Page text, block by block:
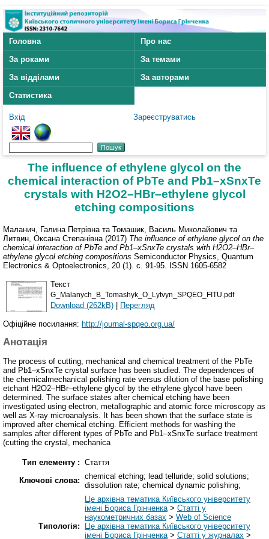
Головна
Про нас
За роками
За темами
За відділами
За авторами
Статистика
Вхід Зареєструватись
The influence of ethylene glycol on the
chemical interaction of PbTe and Pb1–xSnxTe
crystals with H2O2–HBr–ethylene glycol
etching compositions
Маланич, Галина Петрівна та Томашик, Василь Миколайович та
Литвин, Оксана Степанівна (2017) The influence of ethylene glycol on the
chemical interaction of PbTe and Pb1–xSnxTe crystals with H2O2–HBr–
ethylene glycol etching compositions Semiconductor Physics, Quantum
Electronics & Optoelectronics, 20 (1). с. 91-95. ISSN 1605-6582
Текст
G_Malanych_B_Tomashyk_O_Lytvyn_SPQEO_FITU.pdf
Download (262kB) | Перегляд
Офіційне посилання: http://journal-spqeo.org.ua/
Анотація
The process of cutting, mechanical and chemical treatment of the PbTe
and Pb1–xSnxTe crystal surface has been studied. The dependences of
the chemicalmechanical polishing rate versus dilution of the base polishing
etchant H2O2–HBr–ethylene glycol by the ethylene glycol have been
determined. The surface states after chemical etching have been
investigated using electron, metallographic and atomic force microscopy as
well as X-ray microanalysis. It has been shown that the surface state is
improved after chemical etching. Efficient methods for washing the
samples after different types of PbTe and Pb1–xSnxTe surface treatment
(cutting the crystal, mechanica
Тип елементу : Стаття
Ключові слова: chemical etching; lead telluride; solid solutions;
dissolution rate; chemical dynamic polishing;
Типологія:
Це архівна тематика Київського університету
імені Бориса Грінченка> Статті у
наукометричних базах > Web of Science
Це архівна тематика Київського університету
імені Бориса Грінченка> Статті у журналах >